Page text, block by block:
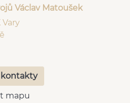
Václav Matoušek
Vary
kontakty
mapu